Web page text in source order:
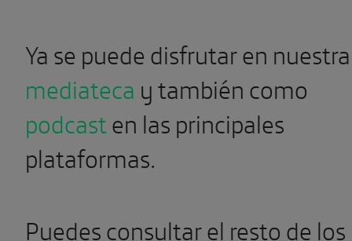
Ya se puede disfrutar en nuestra
mediateca y también como
podcasten las principales
plataformas.
Puedes consultar el resto de los